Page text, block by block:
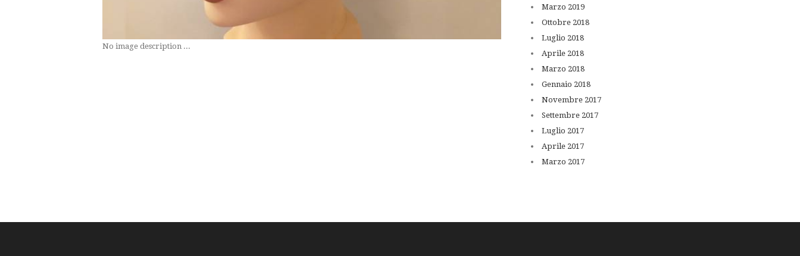
No image description ...
Marzo 2019
Ottobre 2018
Luglio 2018
Aprile 2018
Marzo 2018
Gennaio 2018
Novembre 2017
Settembre 2017
Luglio 2017
Aprile 2017
Marzo 2017